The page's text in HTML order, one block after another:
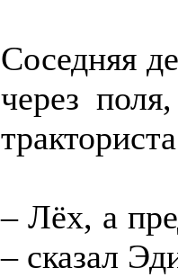
Соседняя
через
– Лёх, а
– сказал